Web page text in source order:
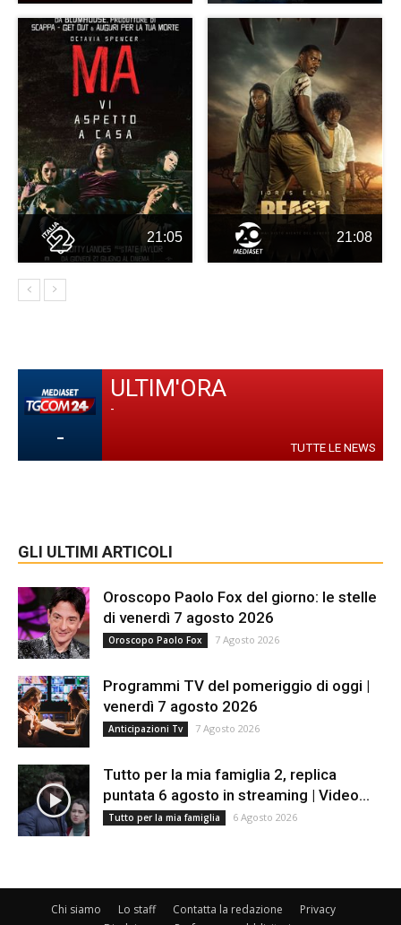
21:05 21:08
-
ULTIM'ORA
-
TUTTE LE NEWS
GLI ULTIMI ARTICOLI
Oroscopo Paolo Fox del giorno: le stelle
di venerdì 7 agosto 2026
Oroscopo Paolo Fox 7 Agosto 2026
Programmi TV del pomeriggio di oggi |
venerdì 7 agosto 2026
Anticipazioni Tv 7 Agosto 2026
Tutto per la mia famiglia 2, replica
puntata 6 agosto in streaming | Video...
Tutto per la mia famiglia 6 Agosto 2026
Chi siamo Lo staff Contatta la redazione
Privacy